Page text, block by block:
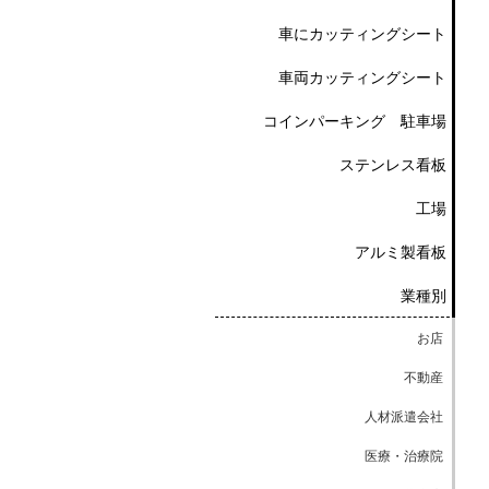
車にカッティングシート
車両カッティングシート
コインパーキング 駐車場
ステンレス看板
工場
アルミ製看板
業種別
お店
不動産
人材派遣会社
医療・治療院